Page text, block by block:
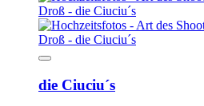
die Ciuciu´s